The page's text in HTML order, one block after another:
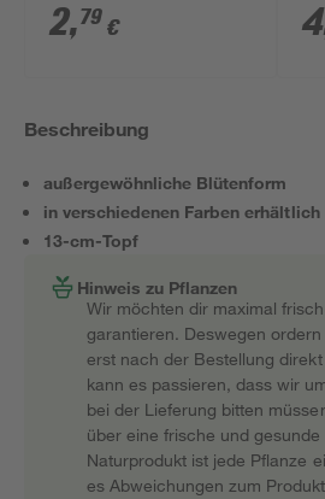
2,79 € 4
Beschreibung
außergewöhnliche Blütenform
in verschiedenen Farben erhältlich
13-cm-Topf
Hinweis zu Pflanzen
Wir möchten dir maximal
garantieren. Deswegen
erst nach der Bestellung
kann es passieren, dass wir
bei der Lieferung bitten
über eine frische und
Naturprodukt ist jede Pflanze
es Abweichungen zum